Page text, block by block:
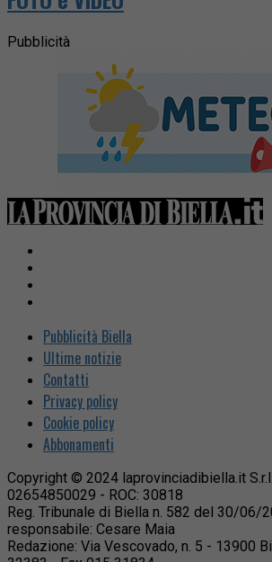
Pubblicità
Pubblicità Biella
Ultime notizie
Contatti
Privacy policy
Cookie policy
Abbonamenti
Copyright © 2024 laprovinciadibiella.it S.r.l.
02654850029 - ROC: 30818
Reg. Tribunale di Biella n. 582 del 30/06/
responsabile: Cesare Maia
Redazione: Via Vescovado, n. 5 - 13900